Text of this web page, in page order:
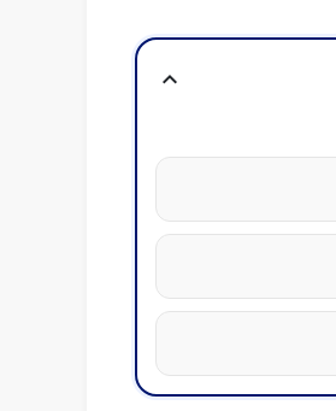
expand_more